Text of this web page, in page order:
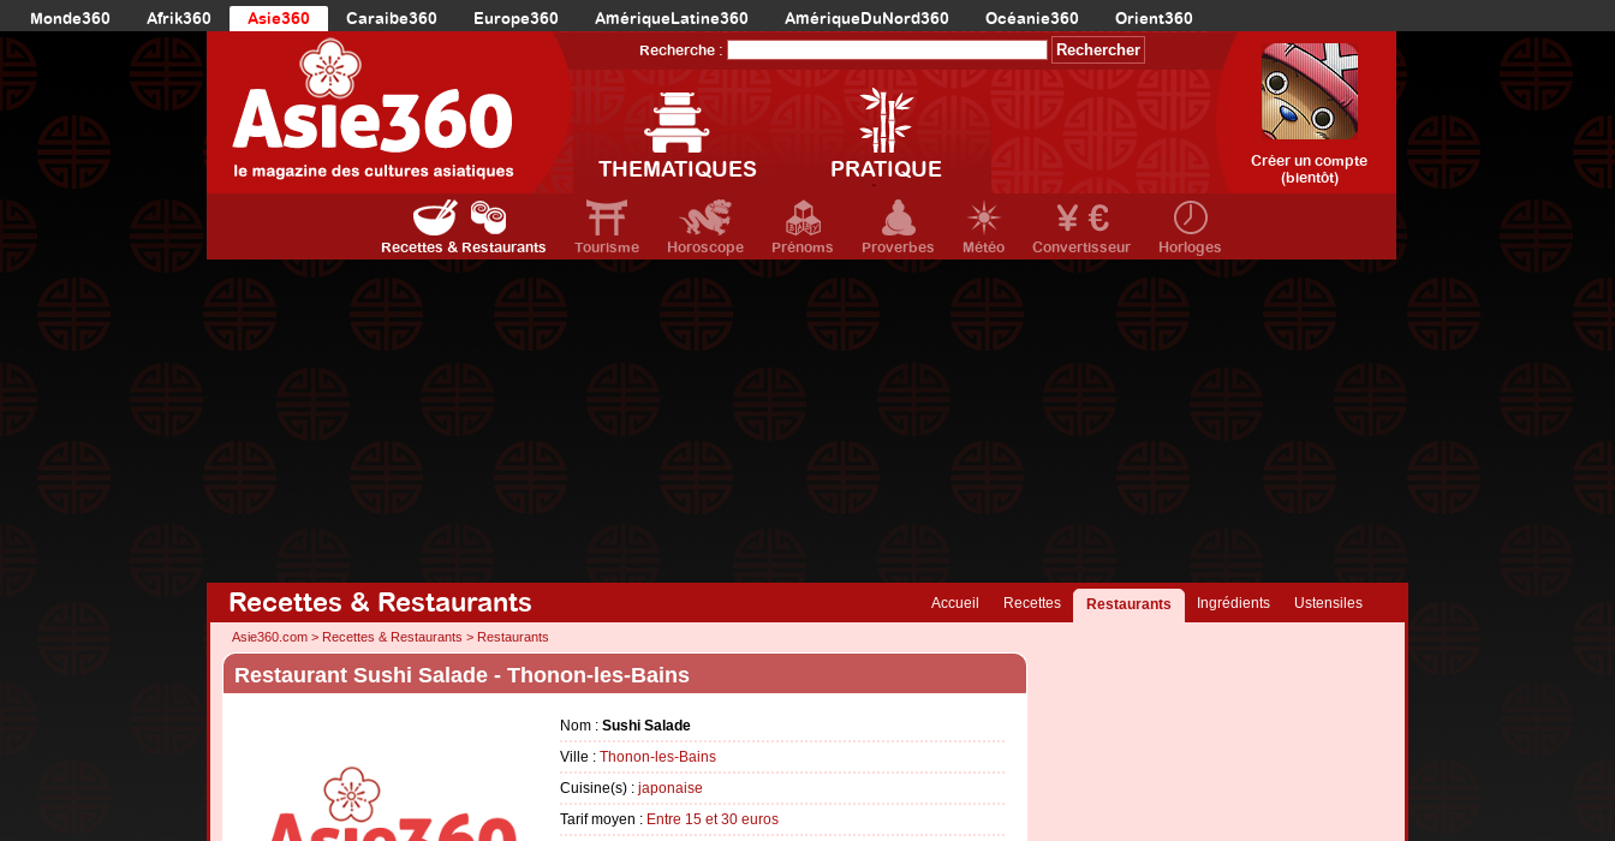
Monde360 Afrik360 Asie360 Caraibe360 Europe360 AmériqueLatine360 AmériqueDuNord360 Océanie360 Orient360
Recherche :
THEMATIQUES PRATIQUE
Créer un compte
(bientôt)
Recettes & Restaurants Tourisme Horoscope Prénoms Proverbes Météo Convertisseur Horloges
Recettes & Restaurants Ustensiles
Ingrédients
Restaurants
Recettes
Accueil
Asie360.com > Recettes & Restaurants > Restaurants
Restaurant Sushi Salade - Thonon-les-Bains
Nom : Sushi Salade
Ville : Thonon-les-Bains
Cuisine(s) : japonaise
Tarif moyen : Entre 15 et 30 euros